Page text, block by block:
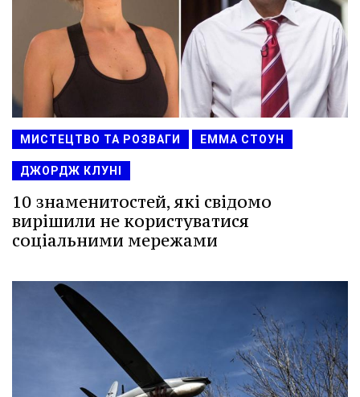
МИСТЕЦТВО ТА РОЗВАГИ ЕММА СТОУН
ДЖОРДЖ КЛУНІ
10 знаменитостей, які свідомо
вирішили не користуватися
соціальними мережами